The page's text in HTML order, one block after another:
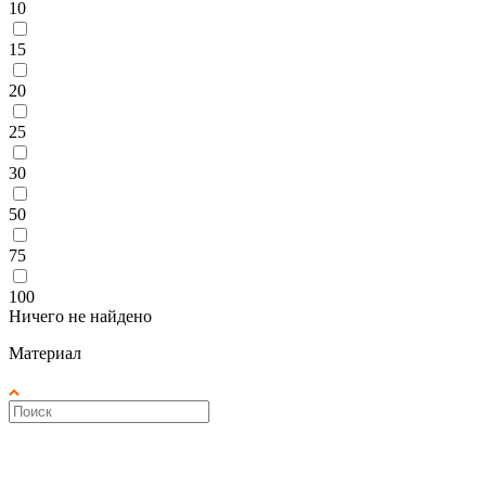
10
15
20
25
30
50
75
100
Ничего не найдено
Материал